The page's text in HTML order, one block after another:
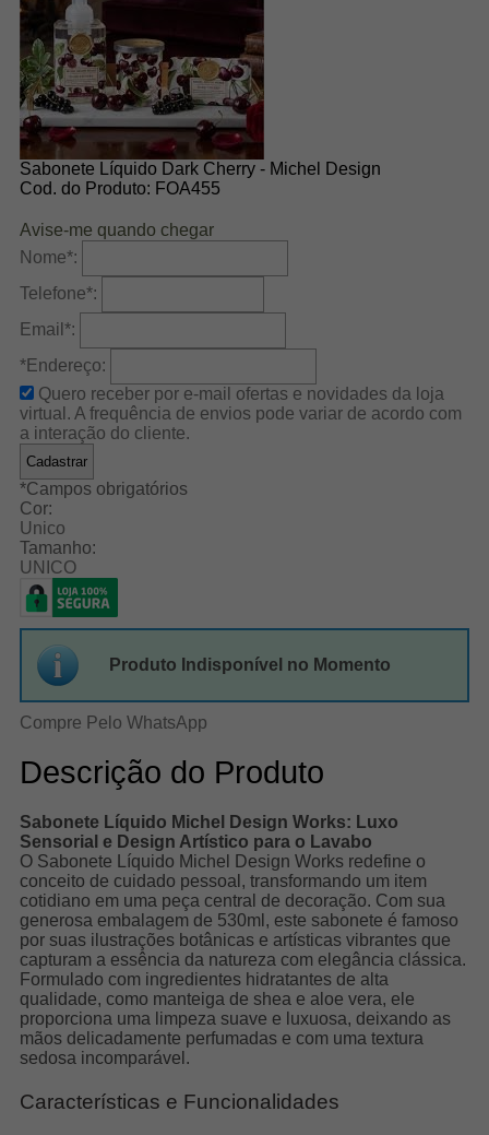
Sabonete Líquido Dark Cherry - Michel Design
Cod. do Produto: FOA455
Avise-me quando chegar
Nome*:
Telefone*:
Email *:
*Endereço:
Quero receber por e-mail ofertas e novidades da loja
virtual. A frequência de envios pode variar de acordo com
a interação do cliente.
*Campos obrigatórios
Cor:
Unico
Tamanho:
UNICO
Produto Indisponível no Momento
Compre Pelo WhatsApp
Descrição do Produto
Sabonete Líquido Michel Design Works: Luxo
Sensorial e Design Artístico para o Lavabo
O Sabonete Líquido Michel Design Works redefine o
conceito de cuidado pessoal, transformando um item
cotidiano em uma peça central de decoração. Com sua
generosa embalagem de 530ml, este sabonete é famoso
por suas ilustrações botânicas e artísticas vibrantes que
capturam a essência da natureza com elegância clássica.
Formulado com ingredientes hidratantes de alta
qualidade, como manteiga de shea e aloe vera, ele
proporciona uma limpeza suave e luxuosa, deixando as
mãos delicadamente perfumadas e com uma textura
sedosa incomparável.
Características e Funcionalidades